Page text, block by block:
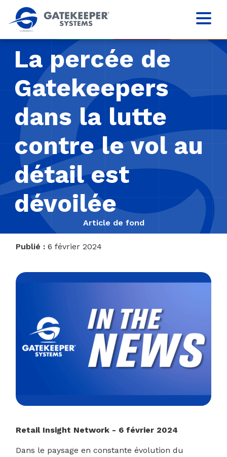
La percée de
Gatekeepers
dans la lutte
contre le vol au
détail est
dévoilée
Article de fond
Publié : 6 février 2024
Retail Insight Network - 6 février 2024
Dans le paysage en constante évolution du